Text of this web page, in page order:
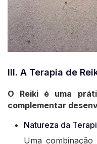
III. A Terapia de
O Reiki é uma
complementar
Natureza da
Uma